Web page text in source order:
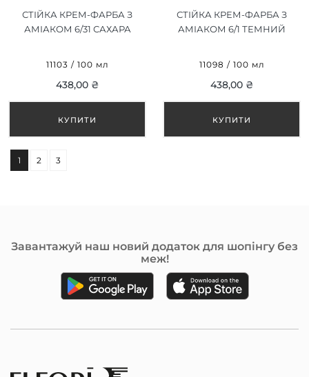
СТІЙКА КРЕМ-ФАРБА З
АМІАКОМ 6/31 САХАРА
BLONDE 100ML
11103 / 100 мл
438,00 ₴
СТІЙКА КРЕМ-ФАРБА З
АМІАКОМ 6/1 ТЕМНИЙ
100ML
11098 / 100 мл
438,00 ₴
1 2 3
Завантажуй наш новий додаток для шопінгу без
меж!